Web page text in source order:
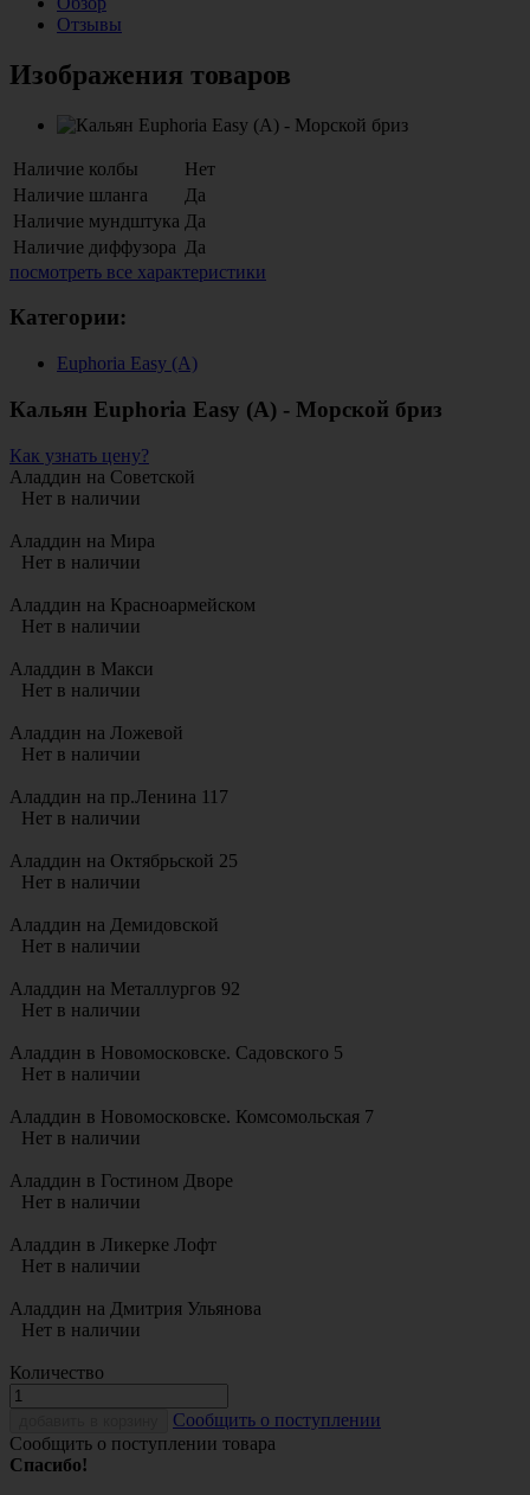
Отзывы
Изображения товаров
Наличие колбы
Нет
Наличие шланга
Да
Наличие мундштука Да
Наличие диффузора Да
посмотреть все характеристики
Категории:
Euphoria Easy (А)
Кальян Euphoria Easy (А) - Морской бриз
Как узнать цену?
Аладдин на Советской
Нет в наличии
Аладдин на Мира
Нет в наличии
Аладдин на Красноармейском
Нет в наличии
Аладдин в Макси
Нет в наличии
Аладдин на Ложевой
Нет в наличии
Аладдин на пр.Ленина 117
Нет в наличии
Аладдин на Октябрьской 25
Нет в наличии
Аладдин на Демидовской
Нет в наличии
Аладдин на Металлургов 92
Нет в наличии
Аладдин в Новомосковске. Садовского 5
Нет в наличии
Аладдин в Новомосковске. Комсомольская 7
Нет в наличии
Аладдин в Гостином Дворе
Нет в наличии
Аладдин в Ликерке Лофт
Нет в наличии
Аладдин на Дмитрия Ульянова
Нет в наличии
Количество
Cообщить о поступлении
Сообщить о поступлении товара
Спасибо!